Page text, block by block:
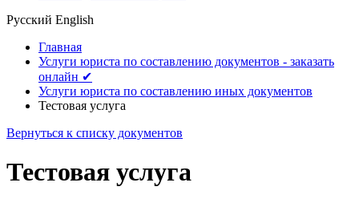
Русский English
Главная
Услуги юриста по составлению документов - заказать
онлайн ✔
Услуги юриста по составлению иных документов
Тестовая услуга
Вернуться к списку документов
Тестовая услуга